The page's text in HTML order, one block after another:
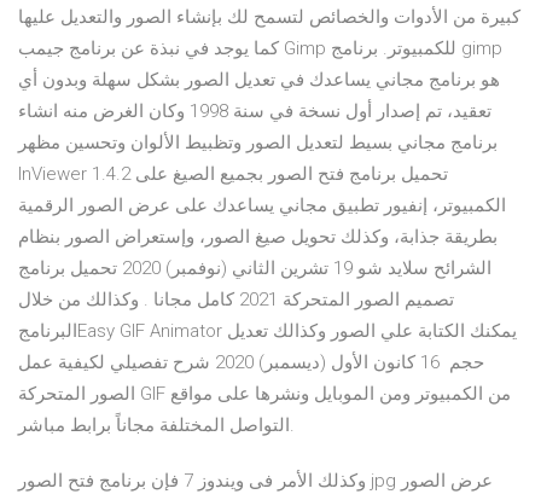
كبيرة من الأدوات والخصائص لتسمح لك بإنشاء الصور والتعديل عليها
كما يوجد في نبذة عن برنامج جيمب Gimp للكمبيوتر. برنامج gimp
هو برنامج مجاني يساعدك في تعديل الصور بشكل سهلة وبدون أي
تعقيد، تم إصدار أول نسخة في سنة 1998 وكان الغرض منه انشاء
برنامج مجاني بسيط لتعديل الصور وتظبيط الألوان وتحسين مظهر
InViewer 1.4.2 تحميل برنامج فتح الصور بجميع الصيغ على
الكمبيوتر، إنفيور تطبيق مجاني يساعدك على عرض الصور الرقمية
بطريقة جذابة، وكذلك تحويل صيغ الصور، وإستعراض الصور بنظام
الشرائح سلايد شو 19 تشرين الثاني (نوفمبر) 2020 تحميل برنامج
تصميم الصور المتحركة 2021 كامل مجانا . وكذالك من خلال
البرنامجEasy GIF Animator يمكنك الكتابة علي الصور وكذالك تعديل
حجم 16 كانون الأول (ديسمبر) 2020 شرح تفصيلي لكيفية عمل
الصور المتحركة GIF من الكمبيوتر ومن الموبايل ونشرها على مواقع
التواصل المختلفة مجاناً برابط مباشر.
وكذلك الأمر فى ويندوز 7 فإن برنامج فتح الصور jpg عرض الصور